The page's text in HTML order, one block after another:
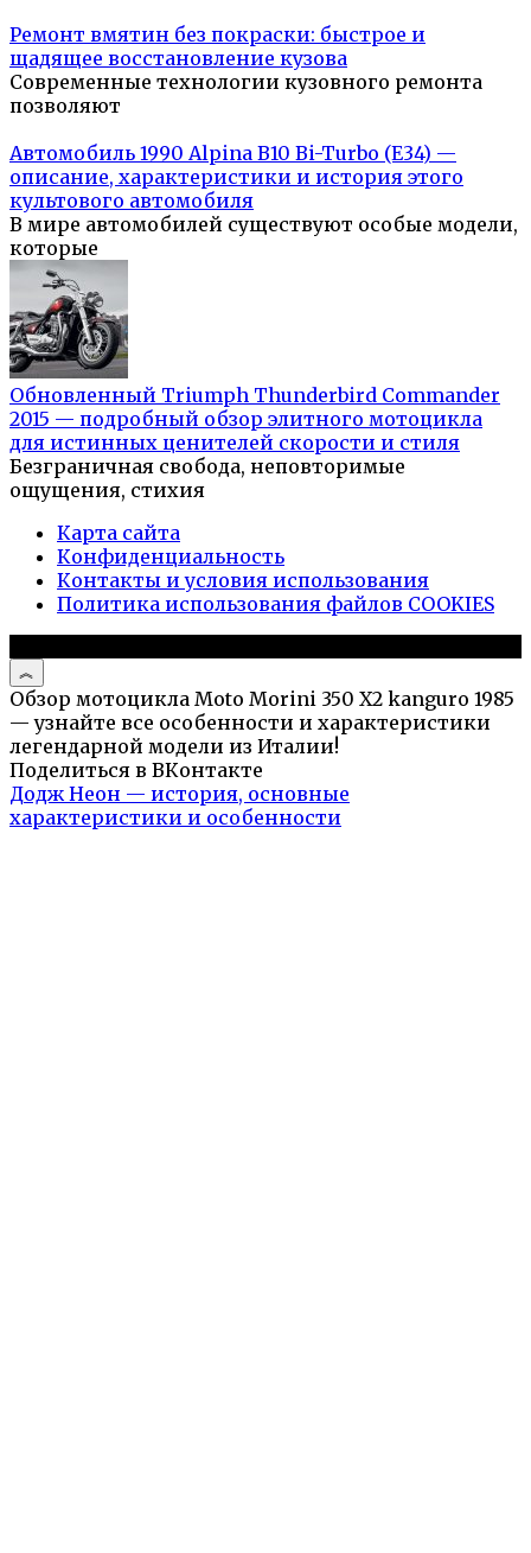
Ремонт вмятин без покраски: быстрое и
щадящее восстановление кузова
Современные технологии кузовного ремонта
позволяют
Автомобиль 1990 Alpina B10 Bi-Turbo (E34) —
описание, характеристики и история этого
культового автомобиля
В мире автомобилей существуют особые модели,
которые
Обновленный Triumph Thunderbird Commander
2015 — подробный обзор элитного мотоцикла
для истинных ценителей скорости и стиля
Безграничная свобода, неповторимые
ощущения, стихия
Карта сайта
Конфиденциальность
Контакты и условия использования
Политика использования файлов COOKIES
Обзор мотоцикла Moto Morini 350 X2 kanguro 1985
— узнайте все особенности и характеристики
легендарной модели из Италии!
Поделиться в ВКонтакте
Додж Неон — история, основные
характеристики и особенности